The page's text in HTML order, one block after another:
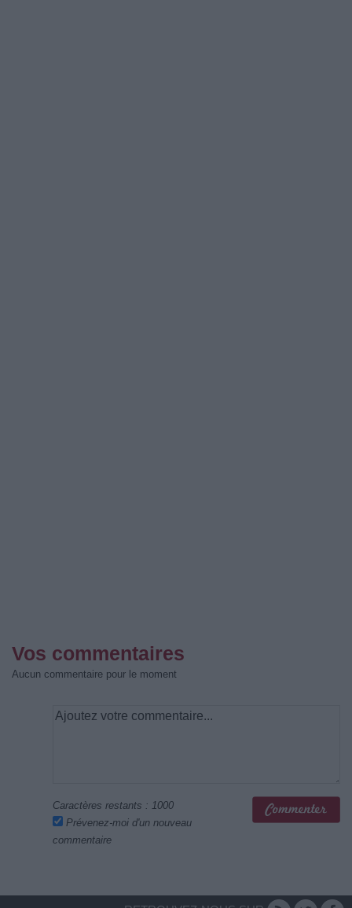
Vos commentaires
Aucun commentaire pour le moment
Caractères restants : 1000
Prévenez-moi d'un nouveau
commentaire